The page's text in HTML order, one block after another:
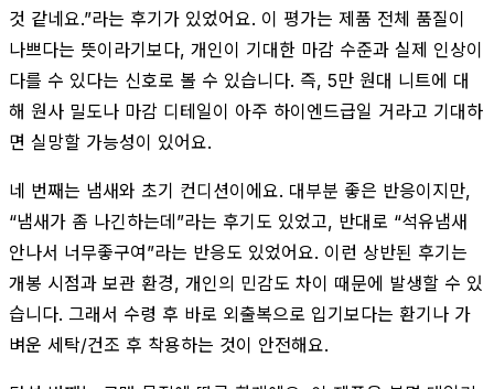
것 같네요.”라는 후기가 있었어요. 이 평가는 제품 전체 품질이
나쁘다는 뜻이라기보다, 개인이 기대한 마감 수준과 실제 인상이
다를 수 있다는 신호로 볼 수 있습니다. 즉, 5만 원대 니트에 대
해 원사 밀도나 마감 디테일이 아주 하이엔드급일 거라고 기대하
면 실망할 가능성이 있어요.
네 번째는 냄새와 초기 컨디션이에요. 대부분 좋은 반응이지만,
“냄새가 좀 나긴하는데”라는 후기도 있었고, 반대로 “석유냄새
안나서 너무좋구여”라는 반응도 있었어요. 이런 상반된 후기는
개봉 시점과 보관 환경, 개인의 민감도 차이 때문에 발생할 수 있
습니다. 그래서 수령 후 바로 외출복으로 입기보다는 환기나 가
벼운 세탁/건조 후 착용하는 것이 안전해요.